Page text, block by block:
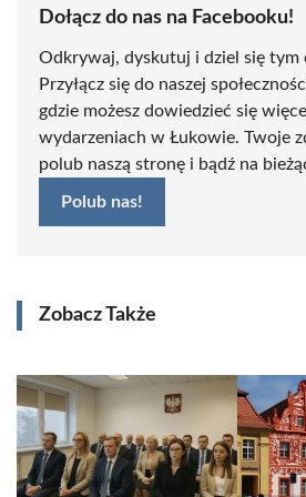
Dołącz do nas na Facebooku!
Odkrywaj, dyskutuj i dziel się tym
Przyłącz się do naszej
gdzie możesz dowiedzieć się
wydarzeniach w Łukowie. Twoje
polub naszą stronę i bądź na
Polub nas!
Zobacz Także